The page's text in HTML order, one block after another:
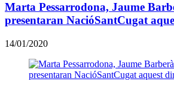
Marta Pessarrodona, Jaume
presentaran NacióSantCugat
14/01/2020